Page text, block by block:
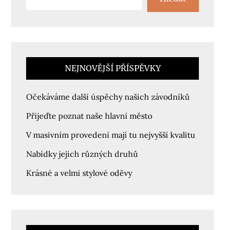
NEJNOVĚJŠÍ PŘÍSPĚVKY
Očekáváme další úspěchy našich závodníků
Přijeďte poznat naše hlavní město
V masivním provedení mají tu nejvyšší kvalitu
Nabídky jejich různých druhů
Krásné a velmi stylové oděvy